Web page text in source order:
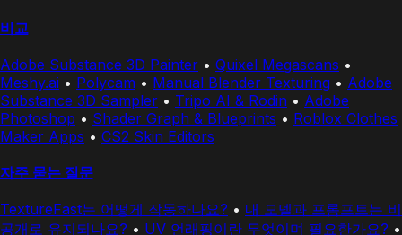
비교
Adobe Substance 3D Painter • Quixel Megascans •
Meshy.ai • Polycam • Manual Blender Texturing • Adobe
Substance 3D Sampler • Tripo AI & Rodin • Adobe
Photoshop • Shader Graph & Blueprints • Roblox Clothes
Maker Apps • CS2 Skin Editors
자주 묻는 질문
TextureFast는 어떻게 작동하나요? • 내 모델과 프롬프트는 비
공개로 유지되나요? • UV 언래핑이란 무엇이며 필요한가요? •